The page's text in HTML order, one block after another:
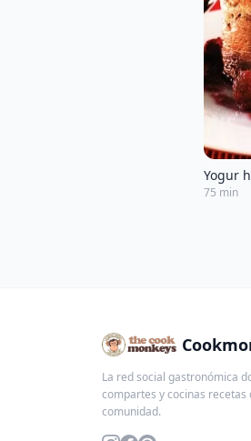
Yogur
75 min
La red social gastronómica
compartes y cocinas recetas
comunidad.